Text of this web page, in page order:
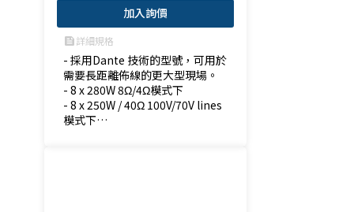
加入詢價
feed詳細規格
- 採用Dante 技術的型號，可用於
需要長距離佈線的更大型現場。
- 8 x 280W 8Ω/4Ω模式下
- 8 x 250W / 40Ω 100V/70V lines
模式下